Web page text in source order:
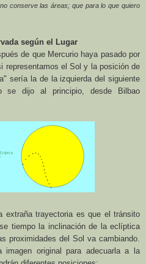
conserve las áreas; que para lo que quiero
según el Lugar
de que Mercurio haya pasado por
representamos el Sol y la posición de
sería la de la izquierda del siguiente
se dijo al principio, desde Bilbao
extraña trayectoria es que el tránsito
tiempo la inclinación de la eclíptica
proximidades del Sol va cambiando.
original para adecuarla a la